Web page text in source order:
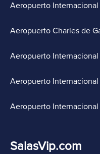
Aeropuerto
Aeropuerto Charles de
Aeropuerto Internacional
Aeropuerto Internacional
Aeropuerto Internacional
SalasVip.com